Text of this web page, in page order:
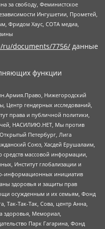
за свободу, Феминистское
Ингушетии, Прометей,
Фридом Хаус, СОТА медиа,
documents/7756/ данные
функции
Нижегородский
Центр гендерных исследований,
права и публичной политики,
НАСИЛИЮ.НЕТ, Мы против
Петербург, Лига
Союз, Хасдей Ерушалаим,
средств массовой информации,
Институт глобализации и
информационных инициатив
здоровья и защиты прав
осужденным и их семьям, Фонд
Так-Так-Так, Сова, центр Анна,
здоровья, Мемориал,
Парк Гагарина, Фонд